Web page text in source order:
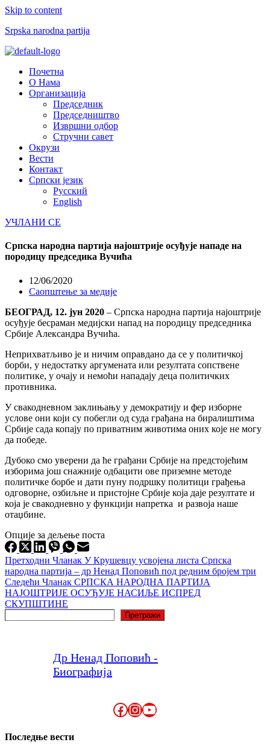
Skip to content
Srpska narodna partija
Menu
Почетна
О Нама
Организација
Председник
Председништво
Извршни одбор
Стручни савет
Окрузи
Вести
Контакт
Српски језик
Русский
English
УЧЛАНИ СЕ
Српска народна партија најоштрије осуђује нападе на
породицу председика Вучића
12/06/2020
Саопштење за медије
БЕОГРАД, 12. јун 2020 – Српска народна партија најоштрије
осуђује бесраман медијски напад на породицу председника
Србије Александра Вучића.
Неприхватљиво је и ничим оправдано да се у политичкој
борби, у недостатку аргумената или резултата сопствене
политике, у очају и немоћи нападају деца политичких
противника.
У свакодневном заклињању у демократију и фер изборне
услове они који су побегли од суда грађана на биралиштима
Србије сада копају по приватним животима оних које не могу
да победе.
Дубоко смо уверени да ће грађани Србије на предстојећим
изборима још снажније одбацити ове приземне методе
политичке борбе и дати пуну подршку политици грађења
одговорне, озбиљне и пристојне Србије која даје резултате и
која је свакодневно у функцији напретка и развоја наше
отаџбине.
Опције за дељење поста
Претходни Чланак У Крушевцу усвојена листа Српска
народна партија – др Ненад Поповић под редним бројем три
Следећи Чланак СРПСКА НАРОДНА ПАРТИЈА
НАЈОШТРИЈЕ ОСУЂУЈЕ НАСИЉЕ ИСПРЕД
СКУПШТИНЕ
Претражи
Др Ненад Поповић -
Биографија
Facebook
Instagram
YouTube
Последње вести